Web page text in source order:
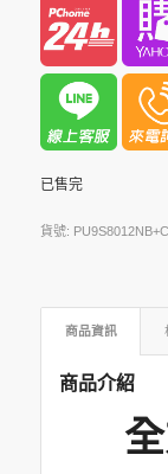
已售完
貨號:
商品資訊
商品介紹